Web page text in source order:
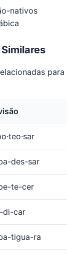
nativos
para
des-sar
te-cer
di-car
tigua-ra